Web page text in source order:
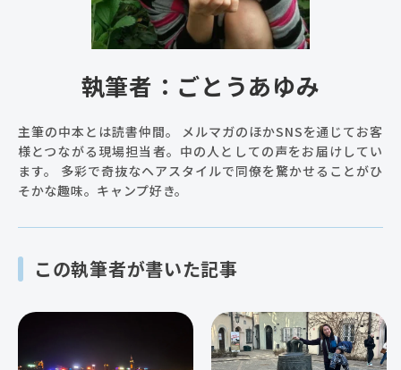
執筆者：ごとうあゆみ
主筆の中本とは読書仲間。 メルマガのほかSNSを通じてお客
様とつながる現場担当者。中の人としての声をお届けしてい
ます。 多彩で奇抜なヘアスタイルで同僚を驚かせることがひ
そかな趣味。キャンプ好き。
この執筆者が書いた記事